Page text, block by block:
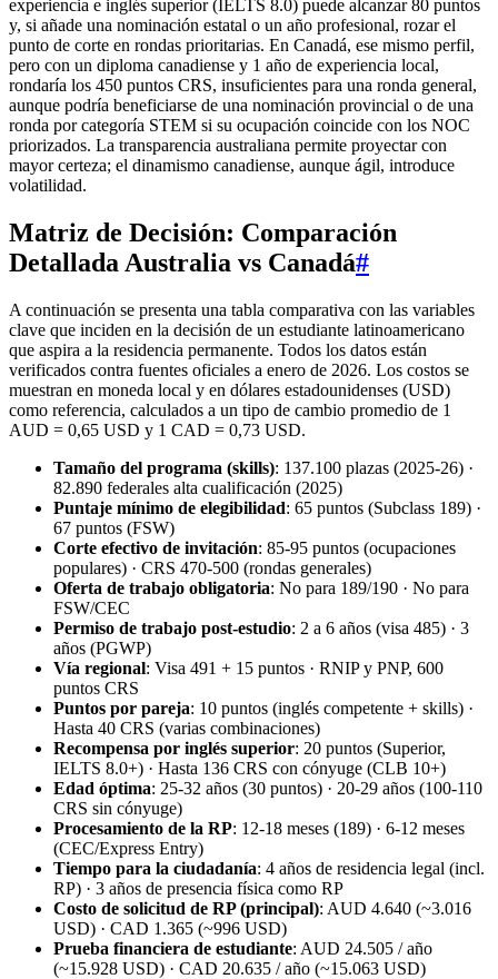
experiencia e inglés superior (IELTS 8.0) puede alcanzar 80 puntos
y, si añade una nominación estatal o un año profesional, rozar el
punto de corte en rondas prioritarias. En Canadá, ese mismo perfil,
pero con un diploma canadiense y 1 año de experiencia local,
rondaría los 450 puntos CRS, insuficientes para una ronda general,
aunque podría beneficiarse de una nominación provincial o de una
ronda por categoría STEM si su ocupación coincide con los NOC
priorizados. La transparencia australiana permite proyectar con
mayor certeza; el dinamismo canadiense, aunque ágil, introduce
volatilidad.
Matriz de Decisión: Comparación
Detallada Australia vs Canadá#
A continuación se presenta una tabla comparativa con las variables
clave que inciden en la decisión de un estudiante latinoamericano
que aspira a la residencia permanente. Todos los datos están
verificados contra fuentes oficiales a enero de 2026. Los costos se
muestran en moneda local y en dólares estadounidenses (USD)
como referencia, calculados a un tipo de cambio promedio de 1
AUD = 0,65 USD y 1 CAD = 0,73 USD.
Tamaño del programa (skills): 137.100 plazas (2025‑26) ·
82.890 federales alta cualificación (2025)
Puntaje mínimo de elegibilidad: 65 puntos (Subclass 189) ·
67 puntos (FSW)
Corte efectivo de invitación: 85‑95 puntos (ocupaciones
populares) · CRS 470‑500 (rondas generales)
Oferta de trabajo obligatoria: No para 189/190 · No para
FSW/CEC
Permiso de trabajo post-estudio: 2 a 6 años (visa 485) · 3
años (PGWP)
Vía regional: Visa 491 + 15 puntos · RNIP y PNP, 600
puntos CRS
Puntos por pareja: 10 puntos (inglés competente + skills) ·
Hasta 40 CRS (varias combinaciones)
Recompensa por inglés superior: 20 puntos (Superior,
IELTS 8.0+) · Hasta 136 CRS con cónyuge (CLB 10+)
Edad óptima: 25‑32 años (30 puntos) · 20‑29 años (100‑110
CRS sin cónyuge)
Procesamiento de la RP: 12‑18 meses (189) · 6‑12 meses
(CEC/Express Entry)
Tiempo para la ciudadanía: 4 años de residencia legal (incl.
RP) · 3 años de presencia física como RP
Costo de solicitud de RP (principal): AUD 4.640 (~3.016
USD) · CAD 1.365 (~996 USD)
Prueba financiera de estudiante: AUD 24.505 / año
(~15.928 USD) · CAD 20.635 / año (~15.063 USD)